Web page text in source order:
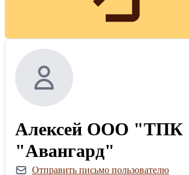
Алексей ООО "ТПК
"Авангард"
Отправить письмо пользователю